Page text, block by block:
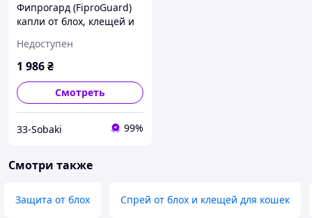
Фипрогард (FiproGuard)
капли от блох, клещей и
2,68 мл
Недоступен
1 986₴
Смотреть
33-Sobaki 99%
Смотри также
Защита от блох Спрей от блох и клещей для кошек